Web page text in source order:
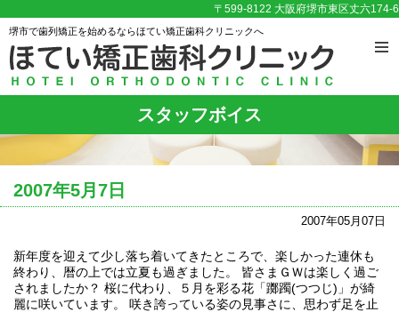
〒599-8122 大阪府堺市東区丈六174-6
堺市で歯列矯正を始めるならほてい矯正歯科クリニックへ
スタッフボイス
2007年5月7日
2007年05月07日
新年度を迎えて少し落ち着いてきたところで、楽しかった連休も
終わり、暦の上では立夏も過ぎました。 皆さまＧＷは楽しく過ご
されましたか？ 桜に代わり、５月を彩る花「躑躅(つつじ)」が綺
麗に咲いています。 咲き誇っている姿の見事さに、思わず足を止